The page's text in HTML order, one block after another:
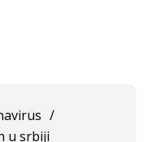
/
u srbiji